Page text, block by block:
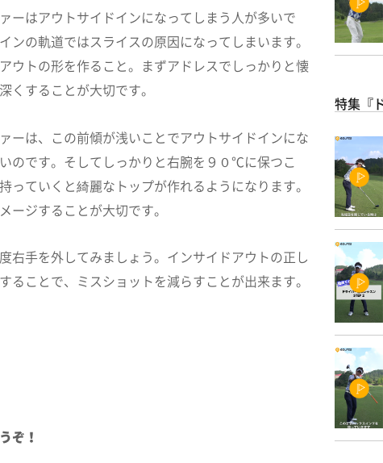
ーはアウトサイドインになってしまう人が多いで
ンの軌道ではスライスの原因になってしまいます。
ウトの形を作ること。まずアドレスでしっかりと懐
くすることが大切です。
ーは、この前傾が浅いことでアウトサイドインにな
のです。そしてしっかりと右腕を９０℃に保つこ
っていくと綺麗なトップが作れるようになります。
ージすることが大切です。
右手を外してみましょう。インサイドアウトの正し
ることで、ミスショットを減らすことが出来ます。
ぞ！
特集『